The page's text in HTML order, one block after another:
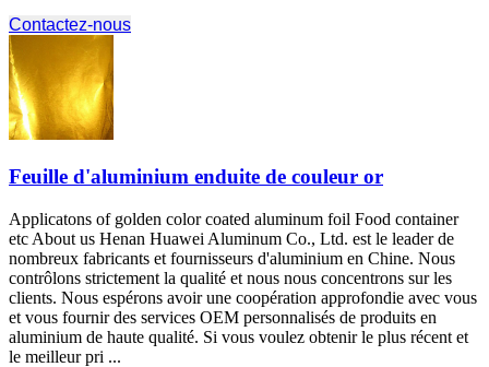
Contactez-nous
Feuille d'aluminium enduite de couleur or
Applicatons of golden color coated aluminum foil Food container
etc About us Henan Huawei Aluminum Co., Ltd. est le leader de
nombreux fabricants et fournisseurs d'aluminium en Chine. Nous
contrôlons strictement la qualité et nous nous concentrons sur les
clients. Nous espérons avoir une coopération approfondie avec vous
et vous fournir des services OEM personnalisés de produits en
aluminium de haute qualité. Si vous voulez obtenir le plus récent et
le meilleur pri ...